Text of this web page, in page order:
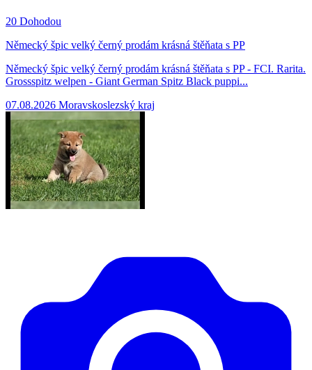
20 Dohodou
Německý špic velký černý prodám krásná štěňata s PP
Německý špic velký černý prodám krásná štěňata s PP - FCI. Rarita.
Grossspitz welpen - Giant German Spitz Black puppi...
07.08.2026 Moravskoslezský kraj